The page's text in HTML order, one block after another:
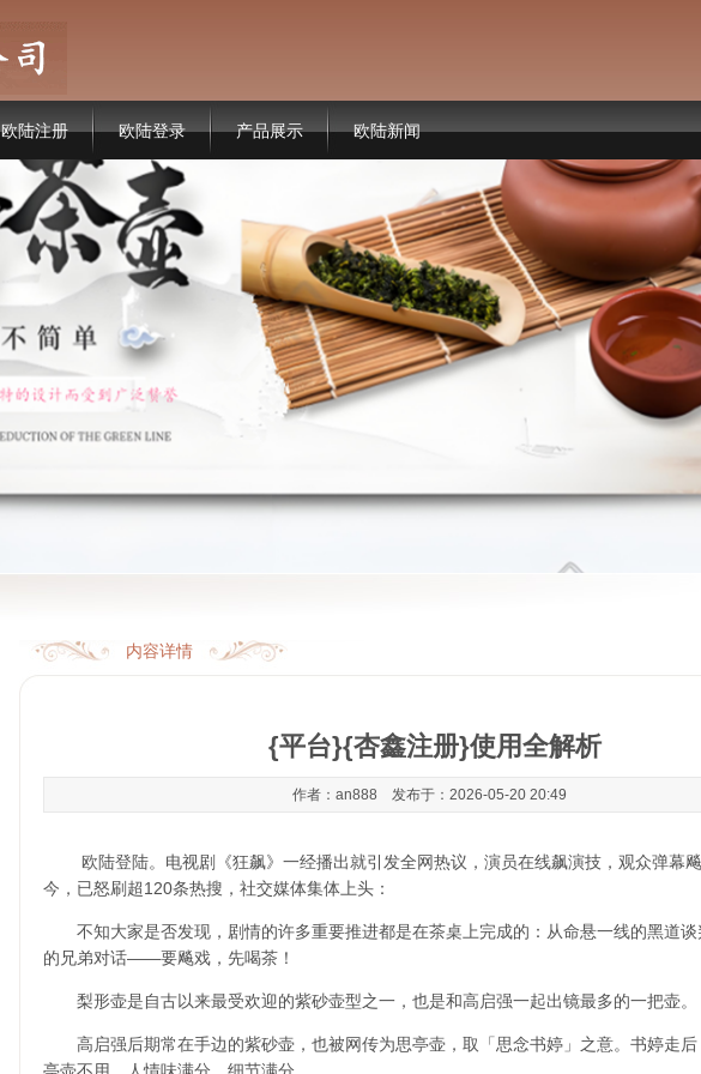
欧陆注册 欧陆登录 产品展示 欧陆新闻
内容详情
{平台}{杏鑫注册}使用全解析
作者：an888 发布于：2026-05-20 20:49
欧陆登陆。电视剧《狂飙》一经播出就引发全网热议，演员在线飙演技，观众弹幕
今，已怒刷超120条热搜，社交媒体集体上头：
不知大家是否发现，剧情的许多重要推进都是在茶桌上完成的：从命悬一线的黑道谈
的兄弟对话——要飚戏，先喝茶！
梨形壶是自古以来最受欢迎的紫砂壶型之一，也是和高启强一起出镜最多的一把壶。
高启强后期常在手边的紫砂壶，也被网传为思亭壶，取「思念书婷」之意。书婷走后